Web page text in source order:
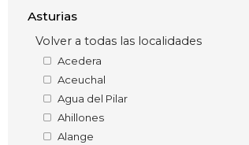
Asturias
Volver a todas las localidades
Acedera
Aceuchal
Agua del Pilar
Ahillones
Alange